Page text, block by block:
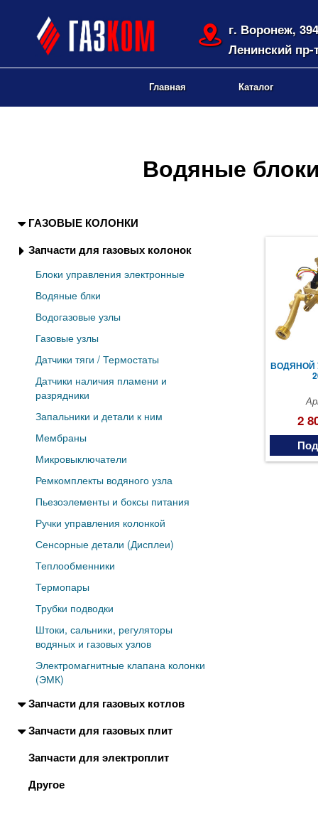
г. Воронеж,
Ленинский пр-
Главная Каталог
Водяные
ВОДЯНОЙ
2
ГАЗОВЫЕ КОЛОНКИ
Запчасти для газовых колонок
Блоки управления электронные
Водяные блки
Водогазовые узлы
Газовые узлы
Датчики тяги / Термостаты
Датчики наличия пламени и
разрядники
Запальники и детали к ним
Мембраны
Микровыключатели
Ремкомплекты водяного узла
Пьезоэлементы и боксы питания
Ручки управления колонкой
Сенсорные детали (Дисплеи)
Теплообменники
Термопары
Трубки подводки
Штоки, сальники, регуляторы
водяных и газовых узлов
Электромагнитные клапана колонки
(ЭМК)
Запчасти для газовых котлов
Запчасти для газовых плит
Запчасти для электроплит
Другое